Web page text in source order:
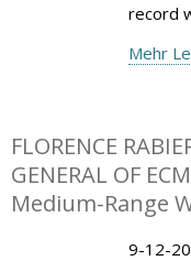
record
Mehr
FLORENCE
GENERAL OF
Medium-Range
9-12-